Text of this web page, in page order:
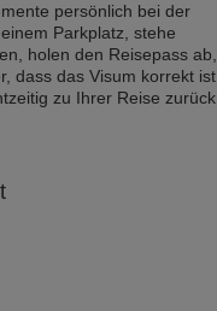
persönlich bei der
Parkplatz, stehe
holen den Reisepass ab,
dass das Visum korrekt ist,
zu Ihrer Reise zurück,